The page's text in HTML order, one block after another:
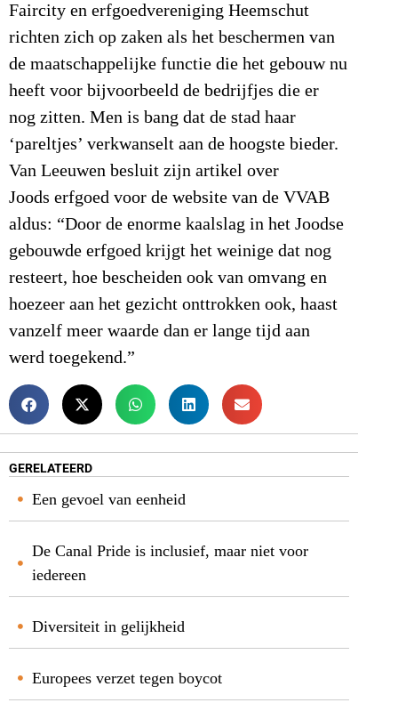
Faircity en erfgoedvereniging Heemschut
richten zich op zaken als het beschermen van
de maatschappelijke functie die het gebouw nu
heeft voor bijvoorbeeld de bedrijfjes die er
nog zitten. Men is bang dat de stad haar
‘pareltjes’ verkwanselt aan de hoogste bieder.
Van Leeuwen besluit zijn artikel over
Joods erfgoed voor de website van de VVAB
aldus: “Door de enorme kaalslag in het Joodse
gebouwde erfgoed krijgt het weinige dat nog
resteert, hoe bescheiden ook van omvang en
hoezeer aan het gezicht onttrokken ook, haast
vanzelf meer waarde dan er lange tijd aan
werd toegekend.”
GERELATEERD
Een gevoel van eenheid
De Canal Pride is inclusief, maar niet voor
iedereen
Diversiteit in gelijkheid
Europees verzet tegen boycot